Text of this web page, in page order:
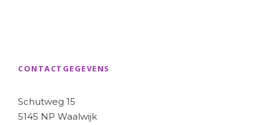
CONTACTGEGEVENS
Schutweg 15
5145 NP Waalwijk